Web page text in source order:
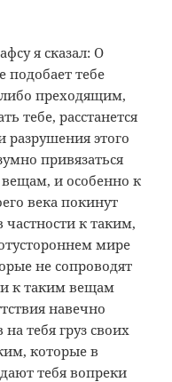
я сказал: О
подобает тебе
либо преходящим,
тебе, расстанется
разрушения этого
привязаться
и особенно к
века покинут
частности к таким,
мире
не сопроводят
к таким вещам
навечно
тебя груз своих
которые в
тебя вопреки